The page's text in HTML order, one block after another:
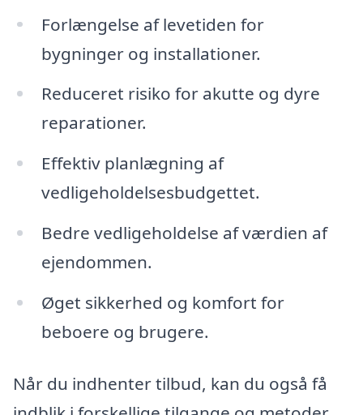
Forlængelse af levetiden for
bygninger og installationer.
Reduceret risiko for akutte og dyre
reparationer.
Effektiv planlægning af
vedligeholdelsesbudgettet.
Bedre vedligeholdelse af værdien af
ejendommen.
Øget sikkerhed og komfort for
beboere og brugere.
Når du indhenter tilbud, kan du også få